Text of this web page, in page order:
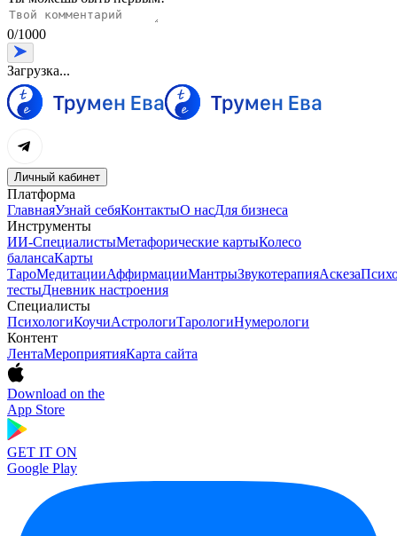
0/1000
Загрузка...
Личный кабинет
Платформа
ГлавнаяУзнай себяКонтактыО насДля бизнеса
Инструменты
ИИ-СпециалистыМетафорические картыКолесо
балансаКарты
ТароМедитацииАффирмацииМантрыЗвукотерапияАскеза
тестыДневник настроения
Специалисты
ПсихологиКоучиАстрологиТарологиНумерологи
Контент
ЛентаМероприятияКарта сайта
Download on the
App Store
GET IT ON
Google Play